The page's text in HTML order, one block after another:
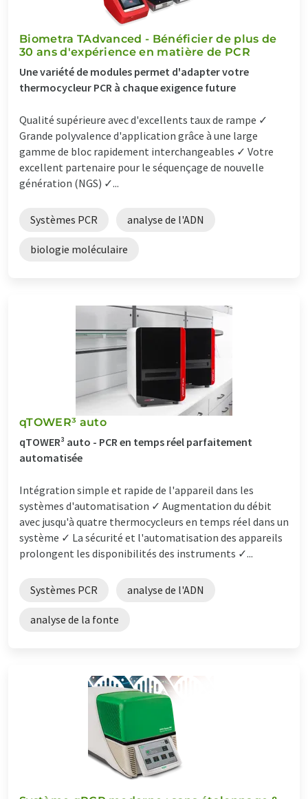
Biometra TAdvanced - Bénéficier de plus de
30 ans d'expérience en matière de PCR
Une variété de modules permet d'adapter votre
thermocycleur PCR à chaque exigence future
Qualité supérieure avec d'excellents taux de rampe ✓
Grande polyvalence d'application grâce à une large
gamme de bloc rapidement interchangeables ✓ Votre
excellent partenaire pour le séquençage de nouvelle
génération (NGS) ✓...
Systèmes PCR analyse de l'ADN
biologie moléculaire
qTOWER³ auto
qTOWER³ auto - PCR en temps réel parfaitement
automatisée
Intégration simple et rapide de l'appareil dans les
systèmes d'automatisation ✓ Augmentation du débit
avec jusqu'à quatre thermocycleurs en temps réel dans un
système ✓ La sécurité et l'automatisation des appareils
prolongent les disponibilités des instruments ✓...
Systèmes PCR analyse de l'ADN
analyse de la fonte